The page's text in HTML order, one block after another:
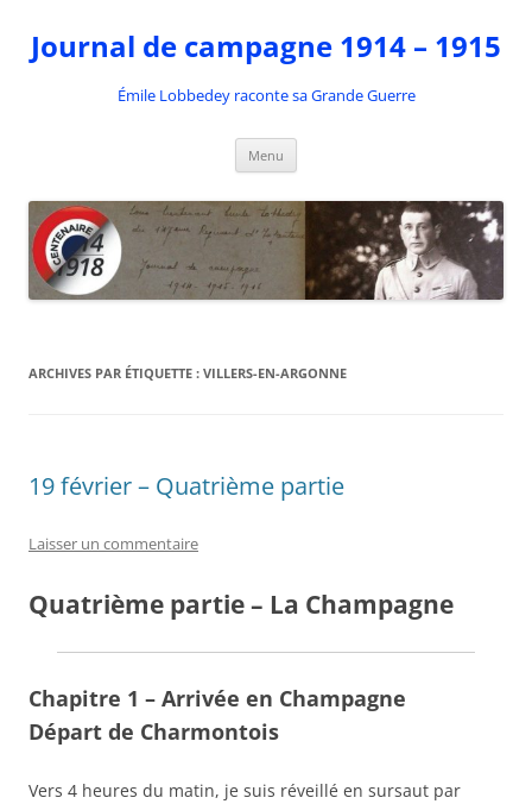
contenu
Journal de campagne 1914 – 1915
Émile Lobbedey raconte sa Grande Guerre
Menu
ARCHIVES PAR ÉTIQUETTE : VILLERS-EN-ARGONNE
19 février – Quatrième partie
Laisser un commentaire
Quatrième partie – La Champagne
Chapitre 1 – Arrivée en Champagne
Départ de Charmontois
Vers 4 heures du matin, je suis réveillé en sursaut par